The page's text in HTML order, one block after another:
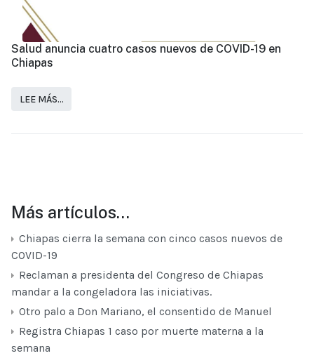
Salud anuncia cuatro casos nuevos de COVID-19 en
Chiapas
LEE MÁS…
Más artículos…
Chiapas cierra la semana con cinco casos nuevos de
COVID-19
Reclaman a presidenta del Congreso de Chiapas
mandar a la congeladora las iniciativas.
Otro palo a Don Mariano, el consentido de Manuel
Registra Chiapas 1 caso por muerte materna a la
semana